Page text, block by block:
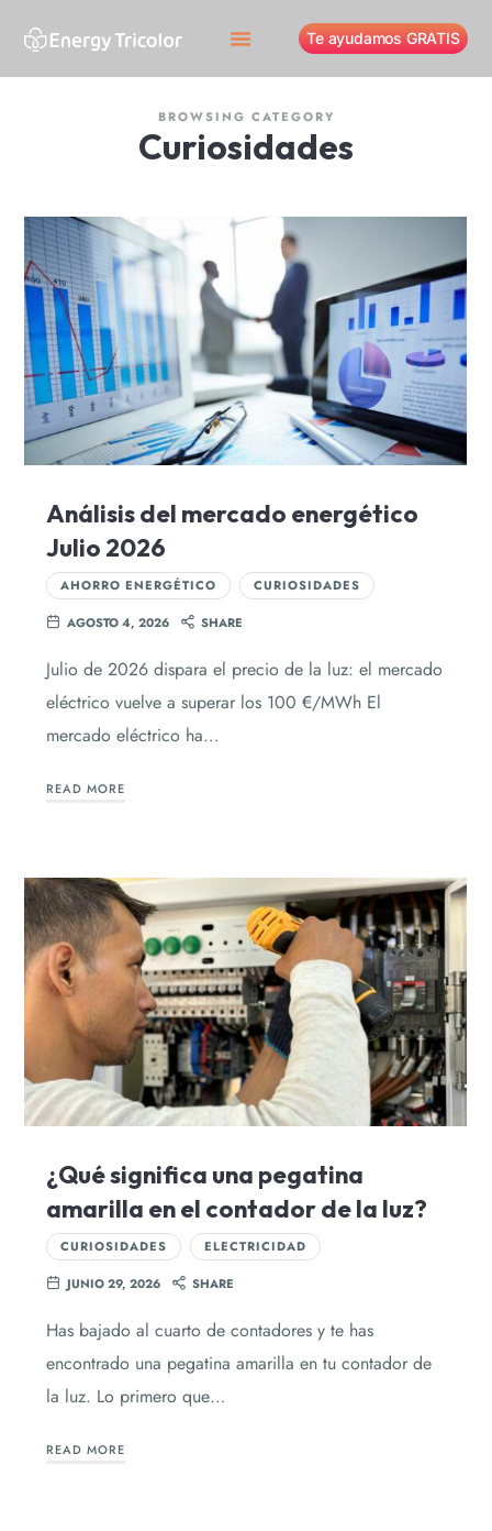
Te ayudamos GRATIS
BROWSING CATEGORY
Curiosidades
Análisis del mercado energético
Julio 2026
AHORRO ENERGÉTICO CURIOSIDADES
AGOSTO 4, 2026 SHARE
Julio de 2026 dispara el precio de la luz: el mercado
eléctrico vuelve a superar los 100 €/MWh El
mercado eléctrico ha…
READ MORE
¿Qué significa una pegatina
amarilla en el contador de la luz?
CURIOSIDADES ELECTRICIDAD
JUNIO 29, 2026 SHARE
Has bajado al cuarto de contadores y te has
encontrado una pegatina amarilla en tu contador de
la luz. Lo primero que…
READ MORE